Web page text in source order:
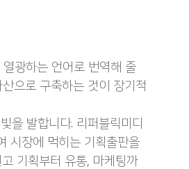
광하는 언어로 번역해 줄
으로 구축하는 것이 장기적
을 발합니다. 리퍼블릭미디
시장에 먹히는 기획출판을
기획부터 유통, 마케팅까